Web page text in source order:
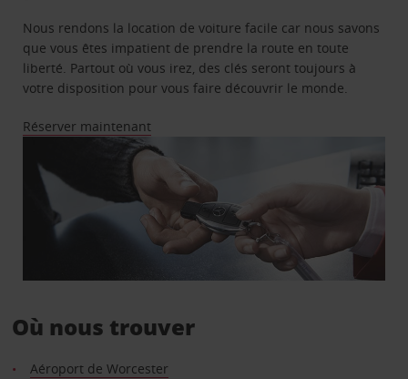
Nous rendons la location de voiture facile car nous savons
que vous êtes impatient de prendre la route en toute
liberté. Partout où vous irez, des clés seront toujours à
votre disposition pour vous faire découvrir le monde.
Réserver maintenant
Où nous trouver
Aéroport de Worcester